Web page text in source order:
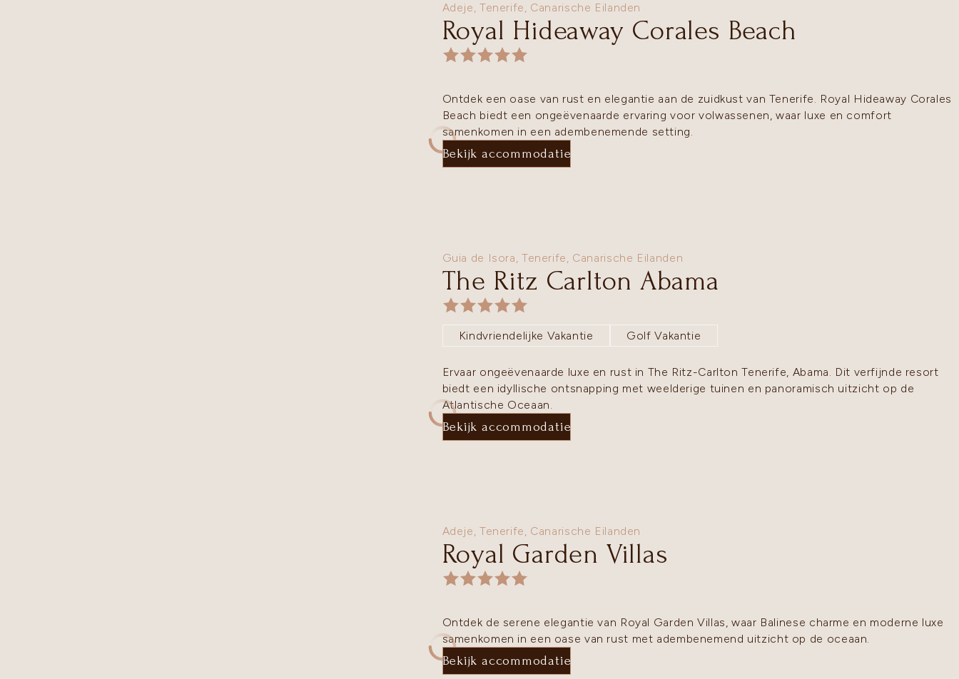
Adeje, Tenerife, Canarische Eilanden
Royal Hideaway Corales Beach
Ontdek een oase van rust en elegantie aan de zuidkust van Tenerife. Royal Hideaway Corales
Beach biedt een ongeëvenaarde ervaring voor volwassenen, waar luxe en comfort
samenkomen in een adembenemende setting.
Bekijk accommodatie
Guia de Isora, Tenerife, Canarische Eilanden
The Ritz Carlton Abama
Kindvriendelijke Vakantie Golf Vakantie
Ervaar ongeëvenaarde luxe en rust in The Ritz-Carlton Tenerife, Abama. Dit verfijnde resort
biedt een idyllische ontsnapping met weelderige tuinen en panoramisch uitzicht op de
Atlantische Oceaan.
Bekijk accommodatie
Adeje, Tenerife Canarische Eilanden
Royal Garden Villas
Ontdek de serene elegantie van Royal Garden Villas, waar Balinese charme en moderne luxe
samenkomen in een oase van rust met adembenemend uitzicht op de oceaan.
Bekijk accommodatie